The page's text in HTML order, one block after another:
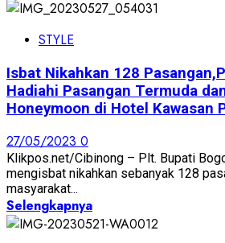
STYLE
Isbat Nikahkan 128
Hadiahi Pasangan Termuda
Honeymoon di Hotel Kawasan
27/05/2023 0
Klikpos.net/Cibinong – Plt. Bupati
mengisbat nikahkan sebanyak 128
masyarakat...
Selengkapnya